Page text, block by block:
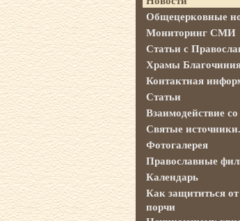
Общецерковные
Мониторинг СМИ
Статьи с
Храмы
Контактная
Статьи
Взаимодействие
Святые источники.
Фотогалерея
Православные
Календарь
Как защититься от
порчи